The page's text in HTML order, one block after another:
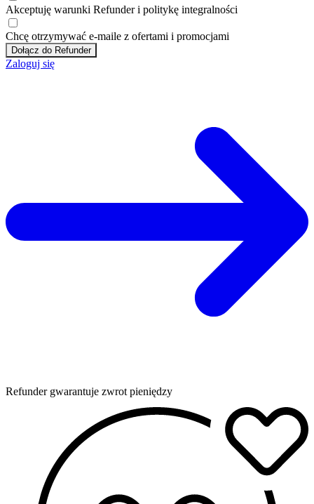
Akceptuję warunki Refunder i politykę integralności
Chcę otrzymywać e-maile z ofertami i promocjami
Dołącz do Refunder
Zaloguj się
Refunder gwarantuje zwrot pieniędzy